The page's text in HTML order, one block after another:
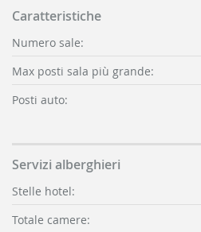
Caratteristiche
Numero sale:
Max posti sala più grande:
Posti auto:
Servizi alberghieri
Stelle hotel:
Totale camere: